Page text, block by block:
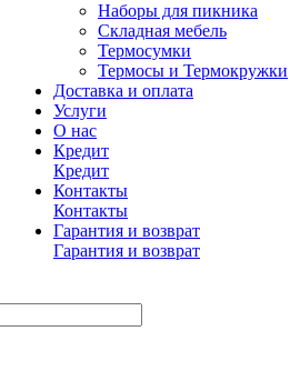
Наборы для пикника
Складная мебель
Термосумки
Термосы и Термокружки
Доставка и оплата
Услуги
О нас
Кредит
Кредит
Контакты
Контакты
Гарантия и возврат
Гарантия и возврат